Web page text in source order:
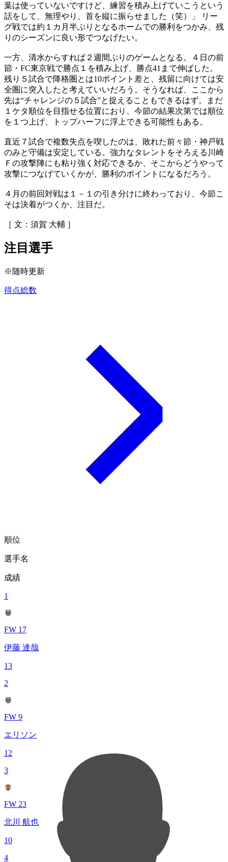
葉は使っていないですけど、練習を積み上げていこうという
話をして、無理やり、首を縦に振らせました（笑）」 リー
グ戦では約１カ月半ぶりとなるホームでの勝利をつかみ、残
りのシーズンに良い形でつなげたい。
一方、清水からすれば２週間ぶりのゲームとなる。４日の前
節・FC東京戦で勝点１を積み上げ、勝点41まで伸ばした。
残り５試合で降格圏とは10ポイント差と、残留に向けては安
全圏に突入したと考えていいだろう。そうなれば、ここから
先は“チャレンジの５試合”と捉えることもできるはず。まだ
１ケタ順位を目指せる位置におり、今節の結果次第では順位
を１つ上げ、トップハーフに浮上できる可能性もある。
直近７試合で複数失点を喫したのは、敗れた前々節・神戸戦
のみと守備は安定している。強力なタレントをそろえる川崎
Ｆの攻撃陣にも粘り強く対応できるか、そこからどうやって
攻撃につなげていくかが、勝利のポイントになるだろう。
４月の前回対戦は１－１の引き分けに終わっており、今節こ
そは決着がつくか、注目だ。
［ 文：須賀 大輔 ］
注目選手
※随時更新
得点総数
順位
選手名
成績
1
FW 17
伊藤 達哉
13
2
FW 9
エリソン
12
3
FW 23
北川 航也
10
4